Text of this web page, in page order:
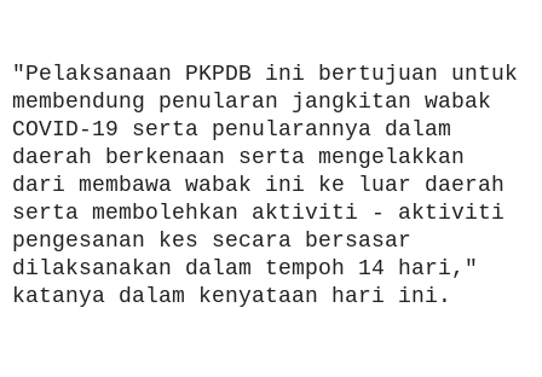
"Pelaksanaan PKPDB ini bertujuan untuk
membendung penularan jangkitan wabak
COVID-19 serta penularannya dalam
daerah berkenaan serta mengelakkan
dari membawa wabak ini ke luar daerah
serta membolehkan aktiviti - aktiviti
pengesanan kes secara bersasar
dilaksanakan dalam tempoh 14 hari,"
katanya dalam kenyataan hari ini.